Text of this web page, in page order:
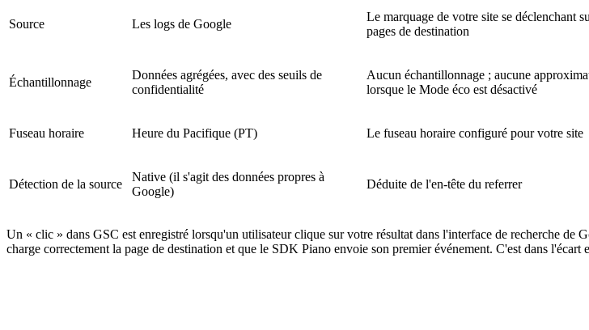
Source Les logs de Google
Le marquage de votre site se déclenchant
pages de destination
Échantillonnage
Données agrégées, avec des seuils de
confidentialité
Aucun échantillonnage ; aucune
lorsque le Mode éco est désactivé
Fuseau horaire Heure du Pacifique (PT) Le fuseau horaire configuré pour votre site
Détection de la source
Native (il s'agit des données propres à
Google)
Déduite de l'en-tête du referrer
Un « clic » dans GSC est enregistré lorsqu'un utilisateur clique sur votre résultat dans l'interface de recherche
charge correctement la page de destination et que le SDK Piano envoie son premier événement. C'est dans